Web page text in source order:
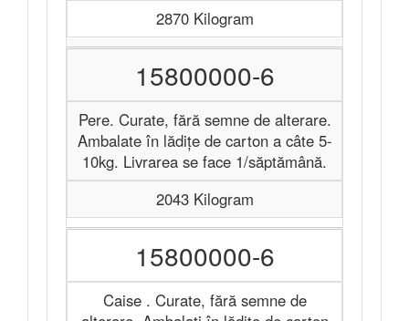
2870 Kilogram
15800000-6
Pere. Curate, fără semne de alterare.
Ambalate în lădițe de carton a câte 5-
10kg. Livrarea se face 1/săptămână.
2043 Kilogram
15800000-6
Caise . Curate, fără semne de